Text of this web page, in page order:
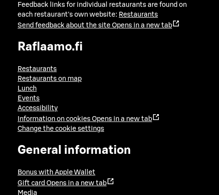
Feedback links for individual restaurants are found on
each restaurant's own website: Restaurants
Send feedback about the site Opens in a new tab
Raflaamo.fi
Restaurants
Restaurants on map
Lunch
Events
Accessibility
Information on cookies Opens in a new tab
Change the cookie settings
General information
Bonus with Apple Wallet
Gift card Opens in a new tab
Media